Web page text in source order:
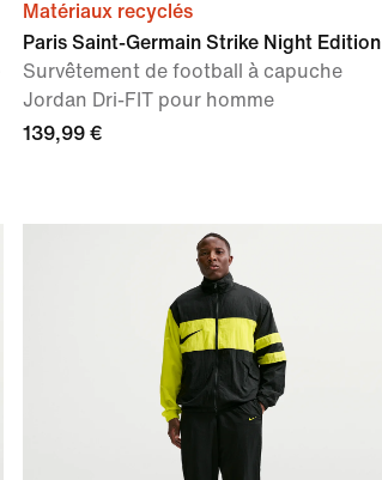
Matériaux recyclés
Paris Saint-Germain Strike Night Edition
Survêtement de football à capuche
Jordan Dri-FIT pour homme
139,99 €